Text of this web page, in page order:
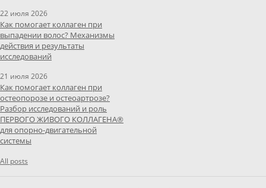
22 июля 2026
Как помогает коллаген при
выпадении волос? Механизмы
действия и результаты
исследований
21 июля 2026
Как помогает коллаген при
остеопорозе и остеоартрозе?
Разбор исследований и роль
ПЕРВОГО ЖИВОГО КОЛЛАГЕНА®
для опорно-двигательной
системы
All posts